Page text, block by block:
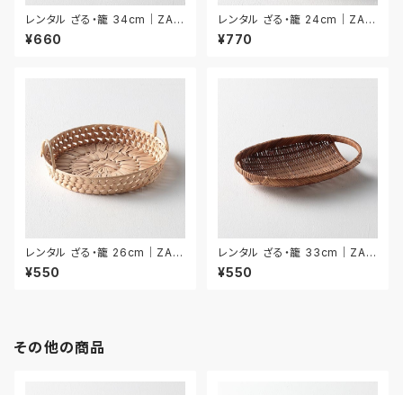
レンタル ざる・籠 34cm｜ZAR
025
¥660
レンタル ざる・籠 24cm｜ZAR
027
¥770
レンタル ざる・籠 26cm｜ZAR
028
¥550
レンタル ざる・籠 33cm｜ZAR
029
¥550
その他の商品